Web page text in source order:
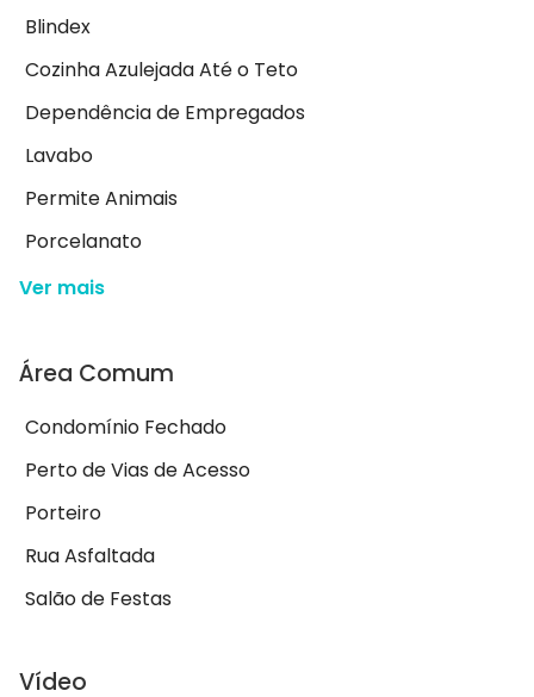
Blindex
Cozinha Azulejada Até o Teto
Dependência de Empregados
Lavabo
Permite Animais
Porcelanato
Ver mais
Área Comum
Condomínio Fechado
Perto de Vias de Acesso
Porteiro
Rua Asfaltada
Salão de Festas
Vídeo